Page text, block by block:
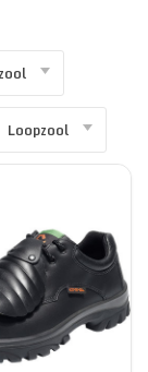
Loopzool